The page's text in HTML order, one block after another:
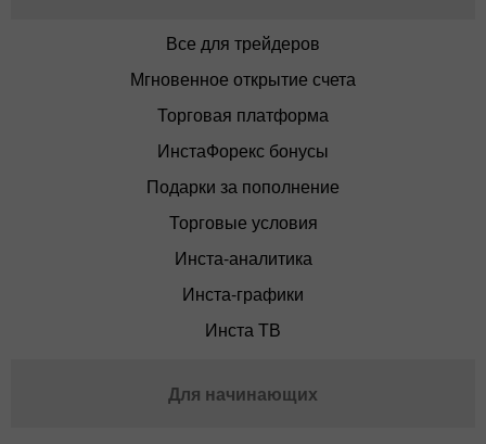
Все для трейдеров
Мгновенное открытие счета
Торговая платформа
ИнстаФорекс бонусы
Подарки за пополнение
Торговые условия
Инста-аналитика
Инста-графики
Инста ТВ
Для начинающих